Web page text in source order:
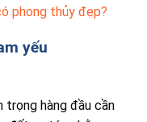
phong thủy đẹp?
yếu
trọng hàng đầu cần